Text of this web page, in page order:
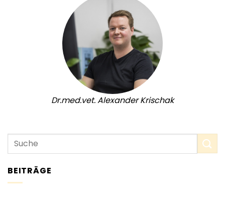
Dr.med.vet. Alexander Krischak
BEITRÄGE